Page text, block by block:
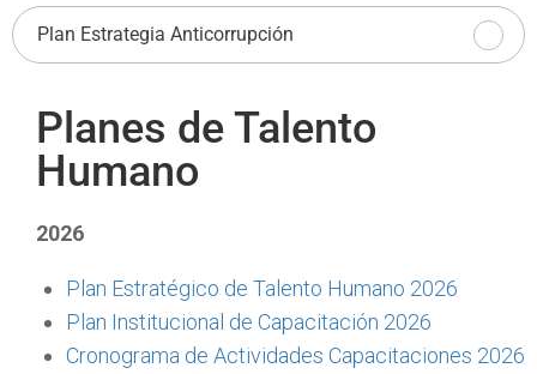
Plan Estrategia Anticorrupción
Planes de Talento
Humano
2026
Plan Estratégico de Talento Humano 2026
Plan Institucional de Capacitación 2026
Cronograma de Actividades Capacitaciones 2026